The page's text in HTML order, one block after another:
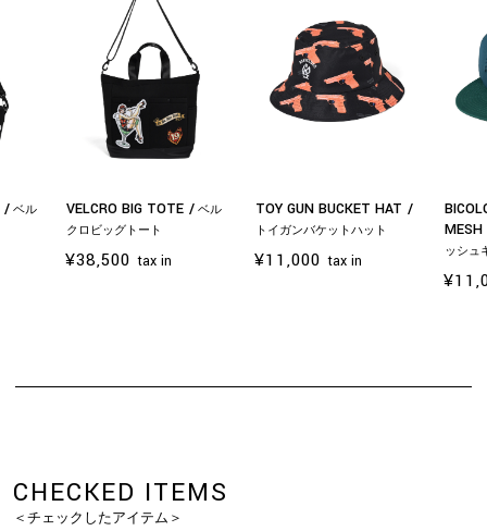
ベル VELCRO BIG TOTE
ベル
クロビッグトート
¥38,500 tax in
TOY GUN BUCKET HAT
トイガンバケットハット
¥11,000 tax in ッシュ
CHECKED ITEMS
＜チェックしたアイテム＞